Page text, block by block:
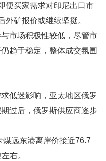
便买家需求对印尼出口市
矿报价或继续坚挺。
市场积极性较低，尽管市
趋于稳定，整体成交氛围
低迷影响，亚太地区俄罗
过后，俄罗斯供应商逐步
煤远东港离岸价接近76.7
右。